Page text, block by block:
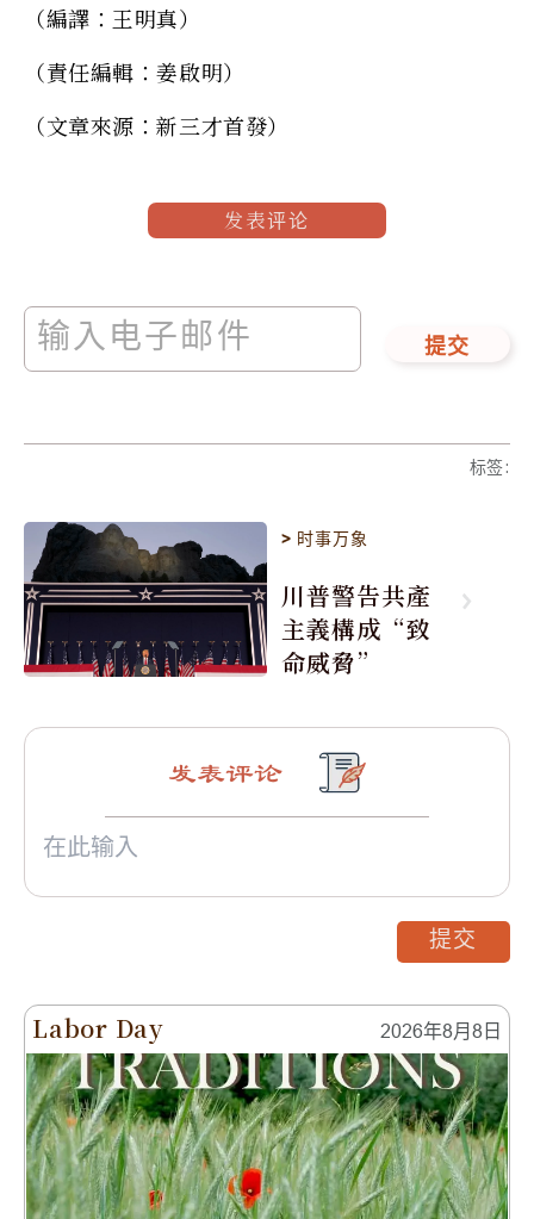
（編譯：王明真）
（責任編輯：姜啟明）
（文章來源：新三才首發）
发表评论
提交
标签:
> 时事万象
川普警告共產
主義構成“致
命威脅”
Labor Day 2026年8月8日
发表评论
提交